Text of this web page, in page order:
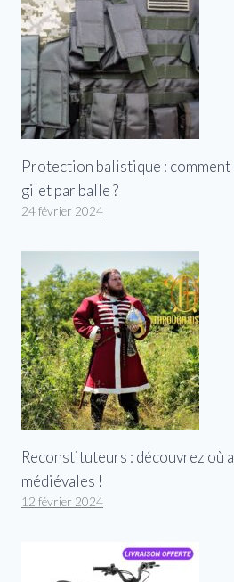
Protection balistique :
gilet par balle ?
24 février 2024
Reconstituteurs : découvrez où
médiévales !
12 février 2024